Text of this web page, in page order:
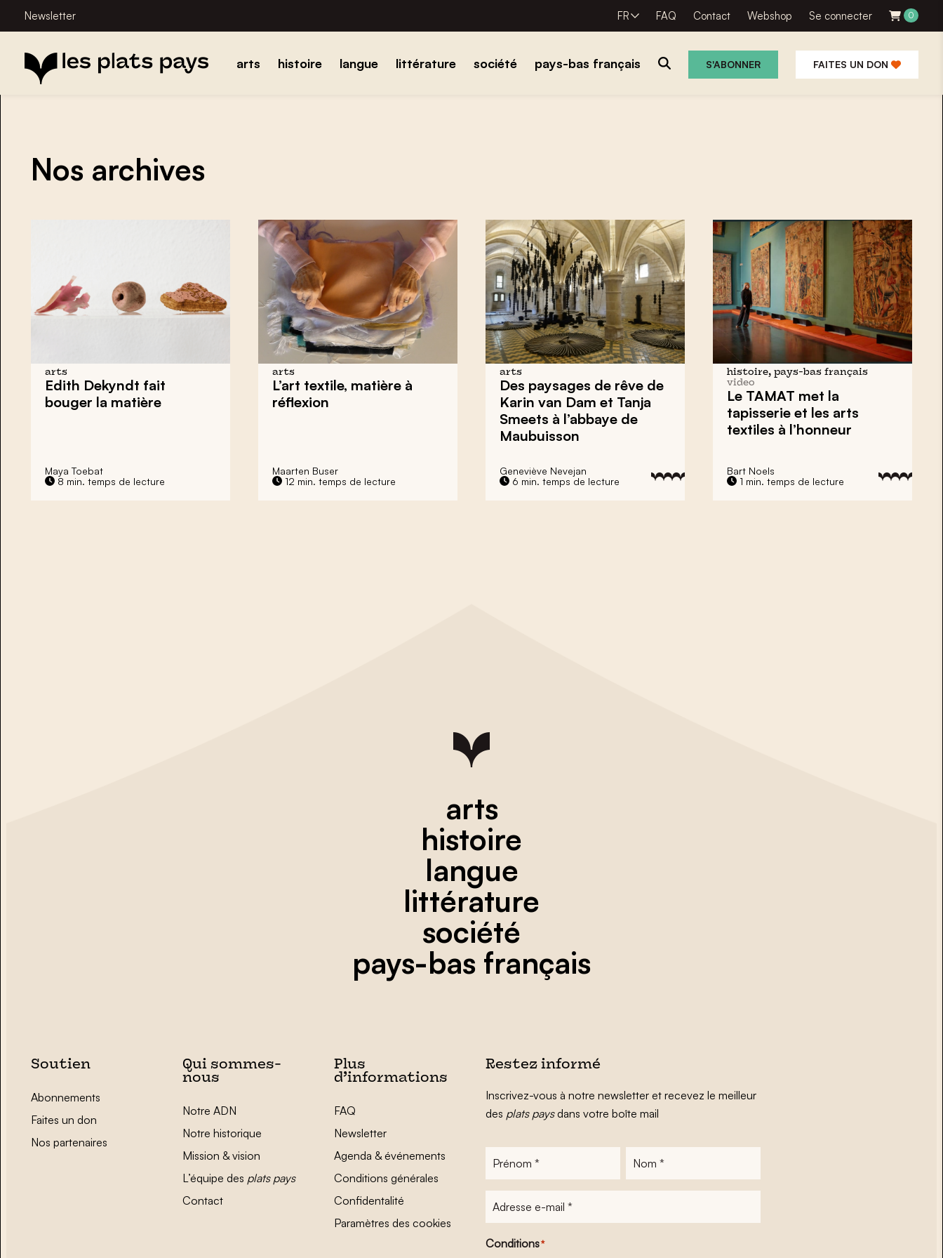
Newsletter FR FAQ Contact Webshop Se connecter 0
arts histoire langue littérature société pays-bas français S'ABONNER FAITES UN DON
Nos archives
arts
Edith Dekyndt fait
bouger la matière
Maya Toebat
8 min. temps de lecture
arts
L’art textile, matière à
réflexion
Maarten Buser
12 min. temps de lecture
arts
Des paysages de rêve de
Karin van Dam et Tanja
Smeets à l’abbaye de
Maubuisson
Geneviève Nevejan
6 min. temps de lecture
histoire, pays-bas français
video
Le TAMAT met la
tapisserie et les arts
textiles à l’honneur
Bart Noels
1 min. temps de lecture
arts
histoire
langue
littérature
société
pays-bas français
Soutien
Abonnements
Faites un don
Nos partenaires
Qui sommes-
nous
Notre ADN
Notre historique
Mission & vision
L’équipe des plats pays
Contact
Plus
d’informations
FAQ
Newsletter
Agenda & événements
Conditions générales
Confidentalité
Paramètres des cookies
Restez informé
Inscrivez-vous à notre newsletter et recevez le meilleur
des plats paysdans votre boîte mail
mail
Conditions*